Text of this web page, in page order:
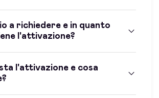
a richiedere e in quanto
l'attivazione?
l'attivazione e cosa